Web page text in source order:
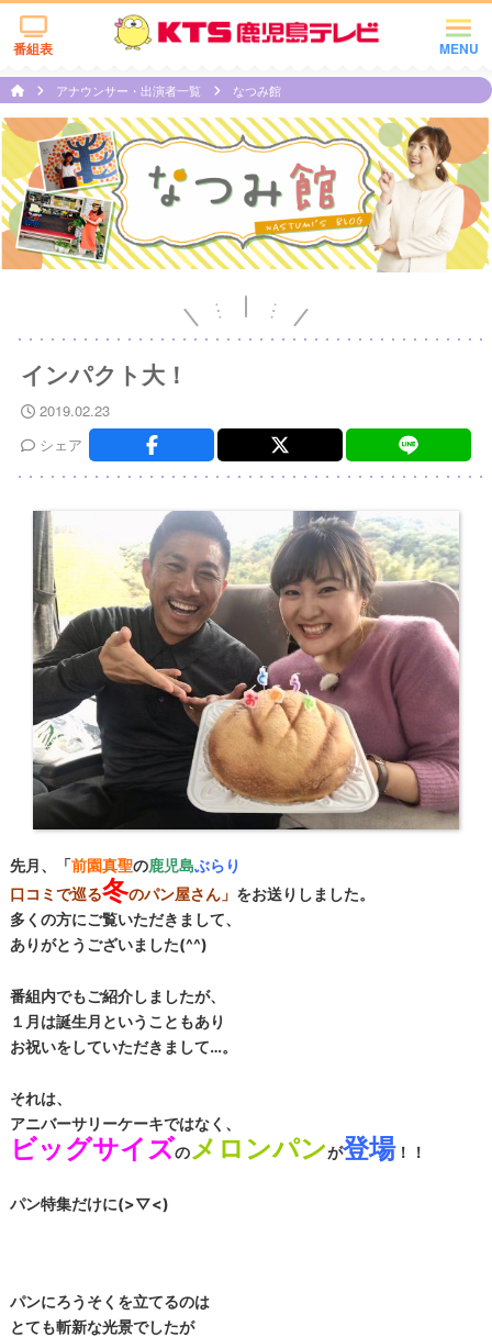
MENU
番組表
アナウンサー・出演者一覧 なつみ館
インパクト大！
2019.02.23
シェア
先月、「前園真聖の鹿児島ぶらり
口コミで巡る冬のパン屋さん」 をお送りしました。
多くの方にご覧いただきまして、
ありがとうございました(^^)
番組内でもご紹介しましたが、
１月は誕生月ということもあり
お祝いをしていただきまして…。
それは、
アニバーサリーケーキではなく、
ビッグサイズのメロンパンが登場！！
パン特集だけに(>▽<)
パンにろうそくを立てるのは
とても斬新な光景でしたが